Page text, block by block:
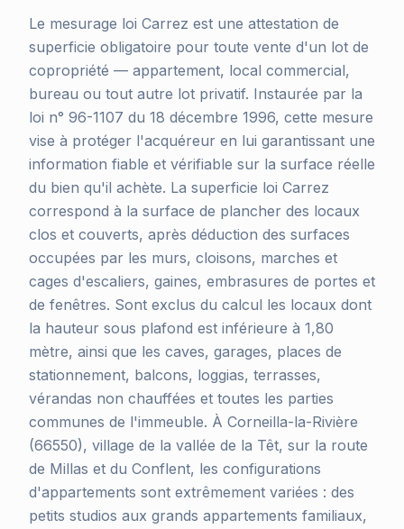
Le mesurage loi Carrez est une attestation de
superficie obligatoire pour toute vente d'un lot de
copropriété — appartement, local commercial,
bureau ou tout autre lot privatif. Instaurée par la
loi n° 96-1107 du 18 décembre 1996, cette mesure
vise à protéger l'acquéreur en lui garantissant une
information fiable et vérifiable sur la surface réelle
du bien qu'il achète. La superficie loi Carrez
correspond à la surface de plancher des locaux
clos et couverts, après déduction des surfaces
occupées par les murs, cloisons, marches et
cages d'escaliers, gaines, embrasures de portes et
de fenêtres. Sont exclus du calcul les locaux dont
la hauteur sous plafond est inférieure à 1,80
mètre, ainsi que les caves, garages, places de
stationnement, balcons, loggias, terrasses,
vérandas non chauffées et toutes les parties
communes de l'immeuble. À Corneilla-la-Rivière
(66550), village de la vallée de la Têt, sur la route
de Millas et du Conflent, les configurations
d'appartements sont extrêmement variées : des
petits studios aux grands appartements familiaux,